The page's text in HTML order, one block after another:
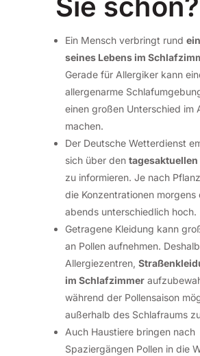
Ein Mensch verbringt rund
seines Lebens im
Gerade für Allergiker kann
allergenarme
einen großen Unterschied im
machen.
Der Deutsche Wetterdienst
sich über den
zu informieren. Je nach
die Konzentrationen morgens
abends unterschiedlich hoch.
Getragene Kleidung kann
an Pollen aufnehmen.
Allergiezentren,
im Schlafzimmer
während der Pollensaison
außerhalb des Schlafraums
Auch Haustiere bringen nach
Spaziergängen Pollen in die